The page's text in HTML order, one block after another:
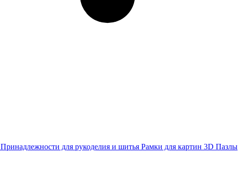
Принадлежности для рукоделия и шитья Рамки для картин 3D Пазлы